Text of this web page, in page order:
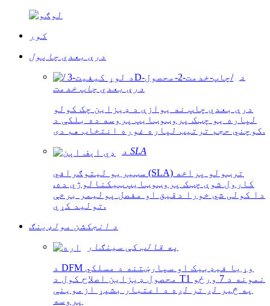
کور
درې بعدي چاپول
د
درې بعدي چاپ خدمت
درې بعدي چاپ نه یوازې د ډیزاین چک کولو
لپاره یو چټک پروټوټایپ پروسه ده بلکې د
کوچني حجم ترتیب لپاره غوره انتخاب هم دی.
د SLA
سټیریو لیتوګرافي (SLA) ترټولو پراخه
کارول شوې چټک پروټوټایپ ټیکنالوژي ده.
دا کولی شي خورا دقیق او مفصل پولیمر برخې
تولید کړي.
د انجکشن مولډینګ
په قالب کې سينګار
د DFM وړیا فیډبیک او سپارښتنه د مسلکي
محصول ډیزاین اصلاح کول د T1 نمونه د 7 ورځو
په څیر لږ تر لږه د اعتبار بشپړ ازموینې
پروسه